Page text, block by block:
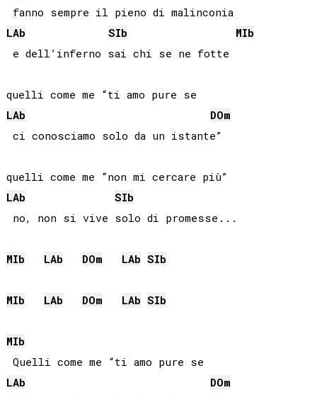
fanno sempre il pieno di malinconia
LAb
SIb
MIb
e dell’inferno sai chi se ne fotte
LAb
DOm
ci conosciamo solo da un istante”
LAb
SIb
no, non si vive solo di promesse...
MIb LAb DOm LAb SIb
MIb LAb DOm LAb SIb
MIb
LAb
DOm